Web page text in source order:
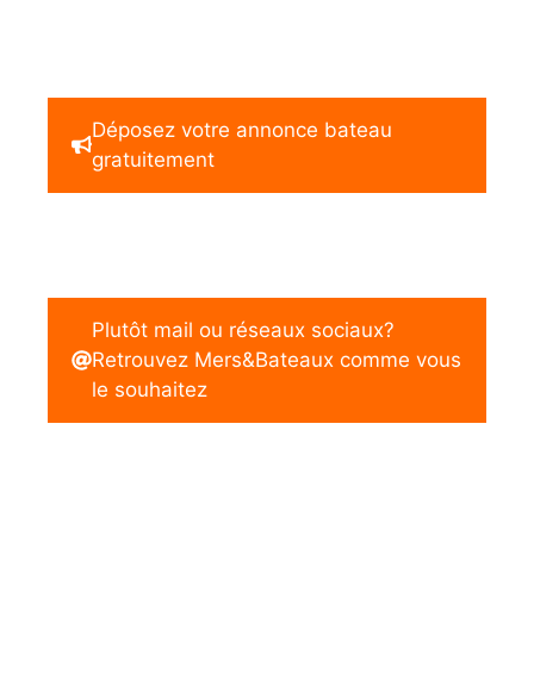
Déposez votre annonce bateau
gratuitement
Plutôt mail ou réseaux sociaux?
Retrouvez Mers&Bateaux comme vous
le souhaitez